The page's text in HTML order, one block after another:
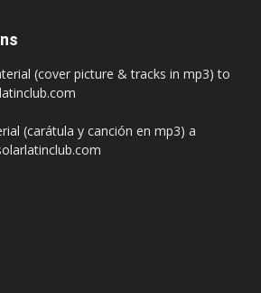
(cover picture & tracks in mp3) to
(carátula y canción en mp3) a